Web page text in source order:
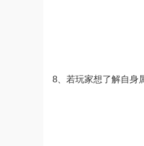
8、若玩家想了解自身